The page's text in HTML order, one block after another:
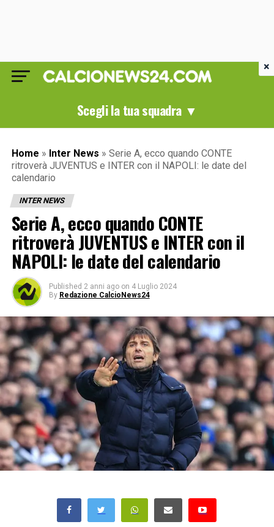
Scegli la tua squadra ▼
Home » Inter News » Serie A, ecco quando CONTE
ritroverà JUVENTUS e INTER con il NAPOLI: le date del
calendario
INTER NEWS
Serie A, ecco quando CONTE
ritroverà JUVENTUS e INTER con il
NAPOLI: le date del calendario
Published 2 anni ago on 4 Luglio 2024
By Redazione CalcioNews24
×